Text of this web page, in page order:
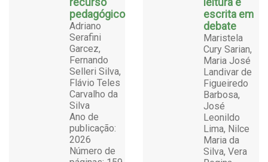
pedagógico
Adriano
Serafini
Garcez,
Fernando
Selleri Silva,
Flávio Teles
Carvalho da
Silva
Ano de
publicação:
2026
Número de
escrita em
debate
Maristela
Cury Sarian,
Maria José
Landivar de
Figueiredo
Barbosa,
José
Leonildo
Lima, Nilce
Maria da
Silva, Vera